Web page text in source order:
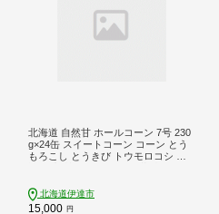
北海道 自然甘 ホールコーン 7号 230
g×24缶 スイートコーン コーン とう
もろこし とうきび トウモロコシ 缶
北海道伊達市
15,000 円